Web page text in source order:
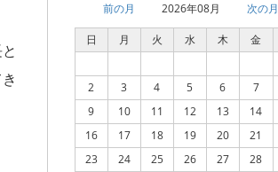
前の月 2026年08月 次の月
日 月 火 水 木 金
2
3 4 5 6 7
9
10 11 12 13 14
16
17 18 19 20 21
23
24 25 26 27 28